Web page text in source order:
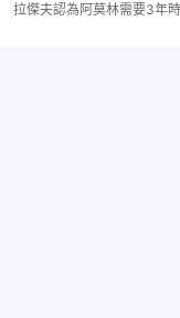
拉傑夫認為阿莫林需要3年